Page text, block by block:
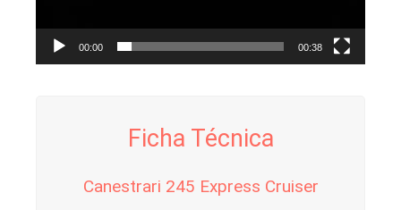
00:00 00:38
Ficha Técnica
Canestrari 245 Express Cruiser